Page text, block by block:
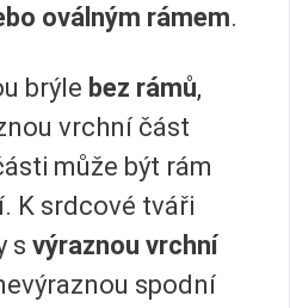
oválným rámem.
brýle bez rámů,
vrchní část
může být rám
K srdcové tváři
s výraznou vrchní
spodní